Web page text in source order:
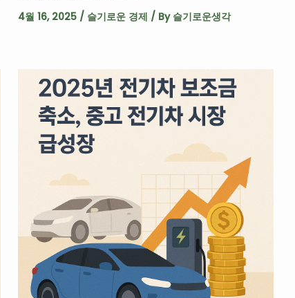
4월 16, 2025 / 슬기로운 경제 / By 슬기로운생각